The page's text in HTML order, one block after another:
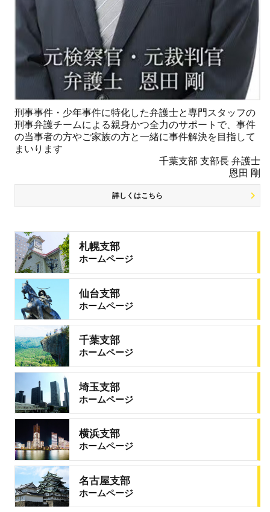
刑事事件・少年事件に特化した弁護士と専門スタッフの
刑事弁護チームによる親身かつ全力のサポートで、事件
の当事者の方やご家族の方と一緒に事件解決を目指して
まいります
千葉支部 支部長 弁護士
恩田 剛
詳しくはこちら
札幌支部
ホームページ
仙台支部
ホームページ
千葉支部
ホームページ
埼玉支部
ホームページ
横浜支部
ホームページ
名古屋支部
ホームページ